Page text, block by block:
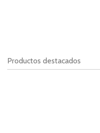
Productos destacados